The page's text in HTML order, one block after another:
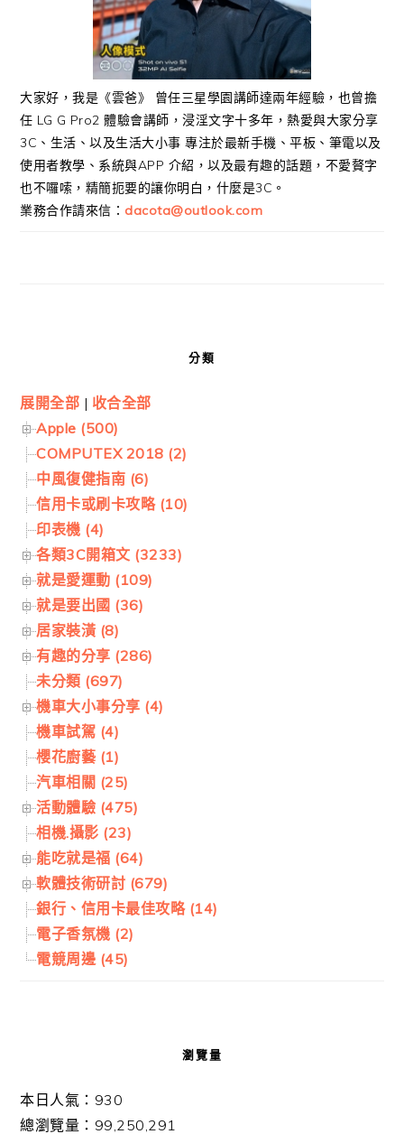
大家好，我是《雲爸》 曾任三星學園講師達兩年經驗，也曾擔
任 LG G Pro2 體驗會講師，浸淫文字十多年，熱愛與大家分享
3C、生活、以及生活大小事 專注於最新手機、平板、筆電以及
使用者教學、系統與APP 介紹，以及最有趣的話題，不愛贅字
也不囉嗦，精簡扼要的讓你明白，什麼是3C。
業務合作請來信： dacota@outlook.com
分類
展開全部 | 收合全部
Apple (500)
COMPUTEX 2018 (2)
中風復健指南 (6)
信用卡或刷卡攻略 (10)
印表機 (4)
各類3C開箱文 (3233)
就是愛運動 (109)
就是要出國 (36)
居家裝潢 (8)
有趣的分享 (286)
未分類 (697)
機車大小事分享 (4)
機車試駕 (4)
櫻花廚藝 (1)
汽車相關 (25)
活動體驗 (475)
相機.攝影 (23)
能吃就是福 (64)
軟體技術研討 (679)
銀行、信用卡最佳攻略 (14)
電子香氛機 (2)
電競周邊 (45)
瀏覽量
本日人氣：930
總瀏覽量：99,250,291